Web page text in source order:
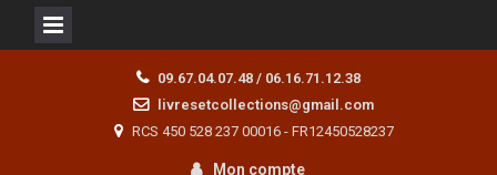
09.67.04.07.48 / 06.16.71.12.38
livresetcollections@gmail.com
RCS 450 528 237 00016 - FR12450528237
Mon compte